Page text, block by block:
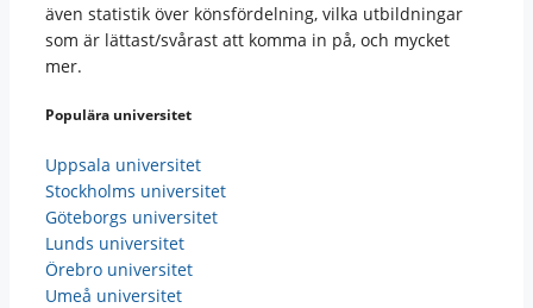
även statistik över könsfördelning, vilka utbildningar
som är lättast/svårast att komma in på, och mycket
mer.
Populära universitet
Uppsala universitet
Stockholms universitet
Göteborgs universitet
Lunds universitet
Örebro universitet
Umeå universitet